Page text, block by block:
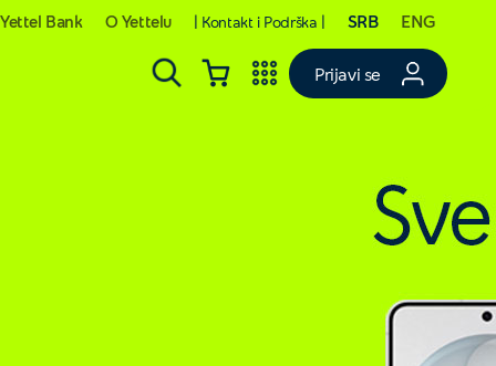
Yettel Bank O Yettelu | Kontakt i Podrška | SRB ENG
Prijavi se